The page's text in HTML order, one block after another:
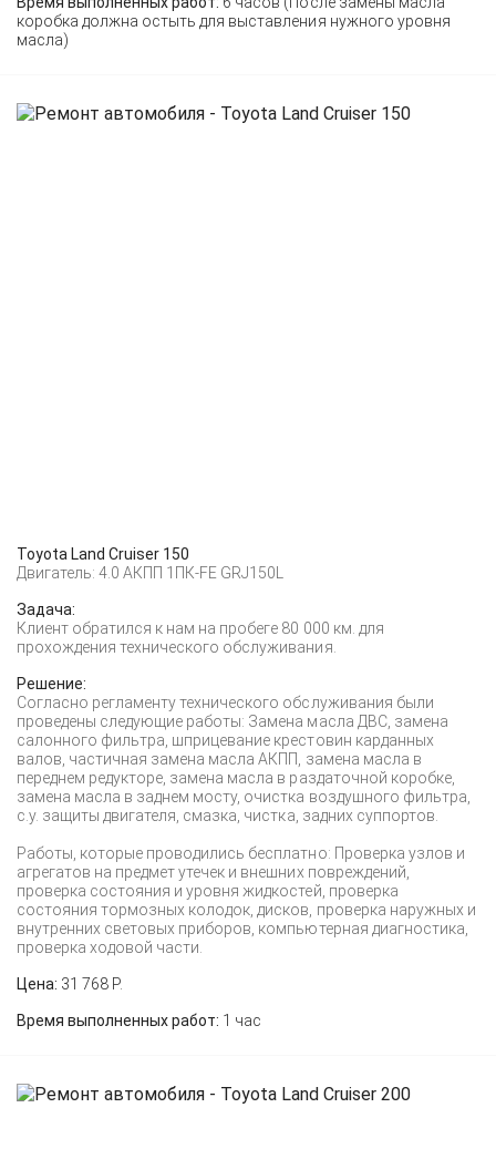
коробка должна остыть для выставления нужного уровня
масла)
Toyota Land Cruiser 150
Двигатель: 4.0 АКПП 1ПК-FE GRJ150L
Задача:
Клиент обратился к нам на пробеге 80 000 км. для
прохождения технического обслуживания.
Решение:
Согласно регламенту технического обслуживания были
проведены следующие работы: Замена масла ДВС, замена
салонного фильтра, шприцевание крестовин карданных
валов, частичная замена масла АКПП, замена масла в
переднем редукторе, замена масла в раздаточной коробке,
замена масла в заднем мосту, очистка воздушного фильтра,
с.у. защиты двигателя, смазка, чистка, задних суппортов.
Работы, которые проводились бесплатно: Проверка узлов и
агрегатов на предмет утечек и внешних повреждений,
проверка состояния и уровня жидкостей, проверка
состояния тормозных колодок, дисков, проверка наружных и
внутренних световых приборов, компьютерная диагностика,
проверка ходовой части.
Цена: 31 768 Р.
Время выполненных работ: 1 час